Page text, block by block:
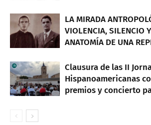
LA MIRADA
VIOLENCIA, SILENCIO
ANATOMÍA DE UNA
Clausura de las II
Hispanoamericanas
premios y concierto